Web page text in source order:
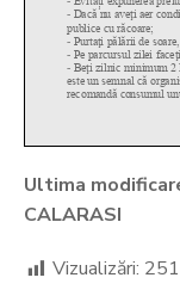
Ultima
CALARASI
Vizualizări: 251